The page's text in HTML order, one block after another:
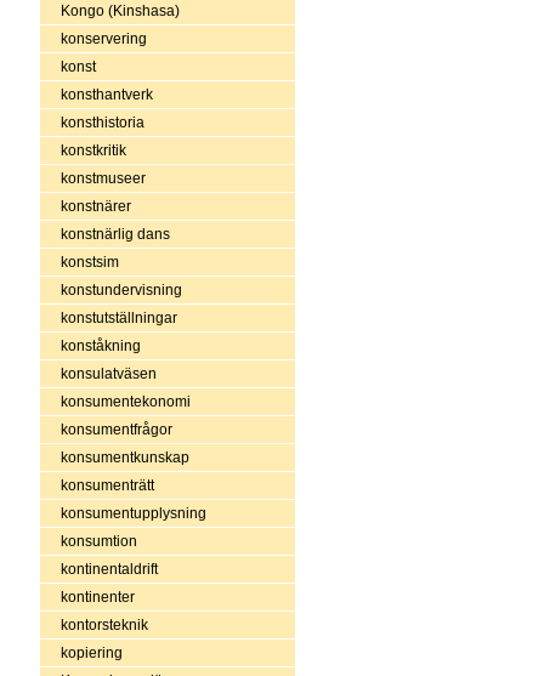
Kongo (Kinshasa)
konservering
konst
konsthantverk
konsthistoria
konstkritik
konstmuseer
konstnärer
konstnärlig dans
konstsim
konstundervisning
konstutställningar
konståkning
konsulatväsen
konsumentekonomi
konsumentfrågor
konsumentkunskap
konsumenträtt
konsumentupplysning
konsumtion
kontinentaldrift
kontinenter
kontorsteknik
kopiering